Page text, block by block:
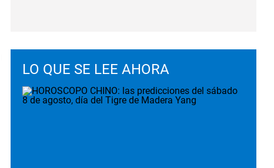
LO QUE SE LEE AHORA